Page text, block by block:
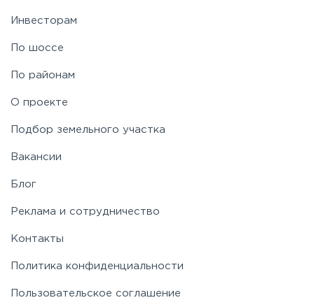
Инвесторам
По шоссе
По районам
О проекте
Подбор земельного участка
Вакансии
Блог
Реклама и сотрудничество
Контакты
Политика конфиденциальности
Пользовательское соглашение